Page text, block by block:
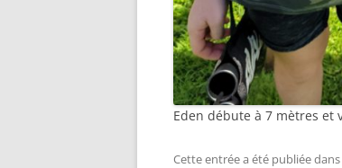
Eden débute à 7 mètres et
Cette entrée a été publiée dans